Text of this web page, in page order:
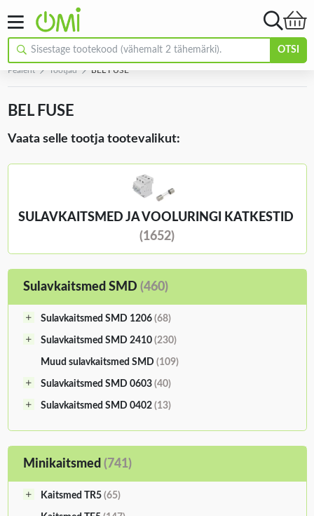
OTSI
Pealeht Tootjad BEL FUSE
BEL FUSE
Vaata selle tootja tootevalikut:
SULAVKAITSMED JA VOOLURINGI KATKESTID
(1652)
Sulavkaitsmed SMD (460)
Sulavkaitsmed SMD 1206 (68)
Sulavkaitsmed SMD 2410 (230)
Muud sulavkaitsmed SMD (109)
Sulavkaitsmed SMD 0603 (40)
Sulavkaitsmed SMD 0402 (13)
Minikaitsmed (741)
Kaitsmed TR5 (65)